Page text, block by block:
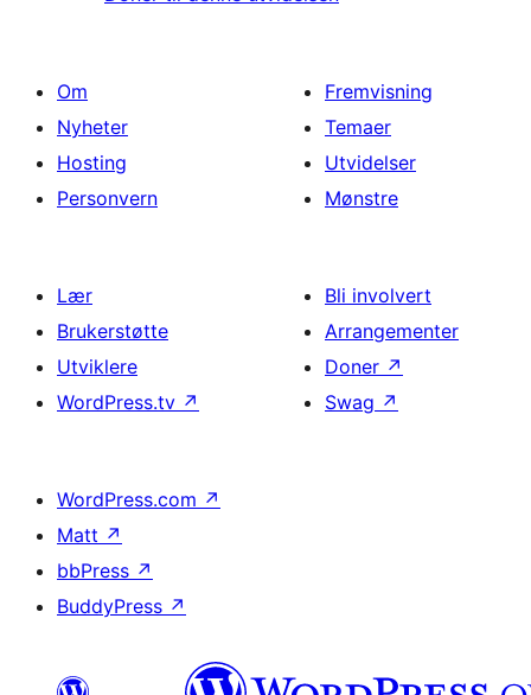
Om
Nyheter
Hosting
Personvern
Fremvisning
Temaer
Utvidelser
Mønstre
Lær
Brukerstøtte
Utviklere
WordPress.tv ↗
Bli involvert
Arrangementer
Doner ↗
Swag ↗
WordPress.com ↗
Matt ↗
bbPress ↗
BuddyPress ↗